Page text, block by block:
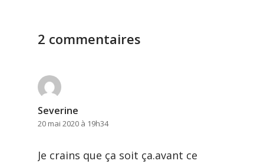
2 commentaires
Severine
20 mai 2020 à 19h34
Je crains que ça soit ça.avant ce